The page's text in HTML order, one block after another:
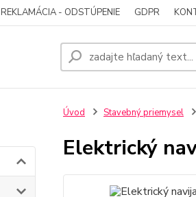
REKLAMÁCIA - ODSTÚPENIE GDPR
Úvod Stavebný priemysel
Elektrický